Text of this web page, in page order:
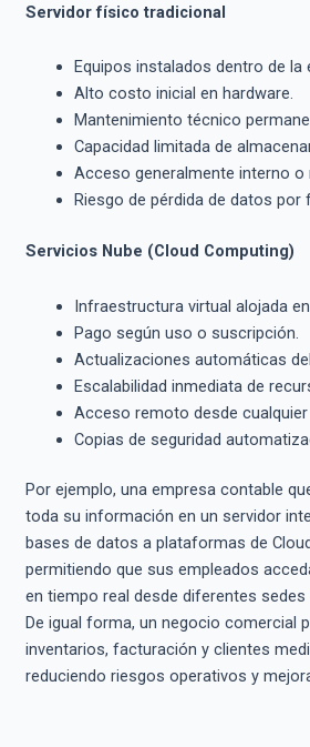
Servidor físico tradicional
Equipos instalados dentro de la
Alto costo inicial en hardware.
Mantenimiento técnico
Capacidad limitada de
Acceso generalmente interno o
Riesgo de pérdida de datos por
Servicios Nube (Cloud Computing)
Infraestructura virtual alojada
Pago según uso o suscripción.
Actualizaciones automáticas
Escalabilidad inmediata de
Acceso remoto desde cualquier
Copias de seguridad
Por ejemplo, una empresa contable
toda su información en un servidor
bases de datos a plataformas de
permitiendo que sus empleados
en tiempo real desde diferentes
De igual forma, un negocio comercial
inventarios, facturación y clientes
reduciendo riesgos operativos y